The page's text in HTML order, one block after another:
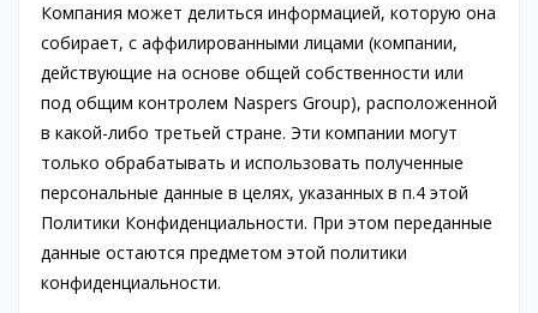
Компания может делиться информацией, которую она
собирает, с аффилированными лицами (компании,
действующие на основе общей собственности или
под общим контролем Naspers Group), расположенной
в какой-либо третьей стране. Эти компании могут
только обрабатывать и использовать полученные
персональные данные в целях, указанных в п.4 этой
Политики Конфиденциальности. При этом переданные
данные остаются предметом этой политики
конфиденциальности.